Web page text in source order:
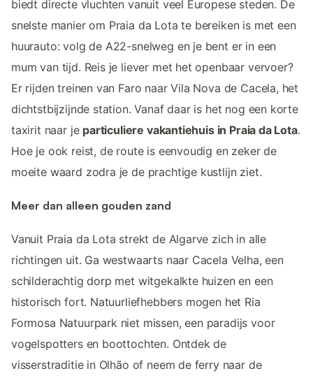
biedt directe vluchten vanuit veel Europese steden. De
snelste manier om Praia da Lota te bereiken is met een
huurauto: volg de A22-snelweg en je bent er in een
mum van tijd. Reis je liever met het openbaar vervoer?
Er rijden treinen van Faro naar Vila Nova de Cacela, het
dichtstbijzijnde station. Vanaf daar is het nog een korte
taxirit naar je particuliere vakantiehuis in Praia da Lota.
Hoe je ook reist, de route is eenvoudig en zeker de
moeite waard zodra je de prachtige kustlijn ziet.
Meer dan alleen gouden zand
Vanuit Praia da Lota strekt de Algarve zich in alle
richtingen uit. Ga westwaarts naar Cacela Velha, een
schilderachtig dorp met witgekalkte huizen en een
historisch fort. Natuurliefhebbers mogen het Ria
Formosa Natuurpark niet missen, een paradijs voor
vogelspotters en boottochten. Ontdek de
visserstraditie in Olhão of neem de ferry naar de